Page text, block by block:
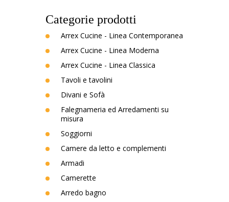
Categorie prodotti
Arrex Cucine - Linea Contemporanea
Arrex Cucine - Linea Moderna
Arrex Cucine - Linea Classica
Tavoli e tavolini
Divani e Sofà
Falegnameria ed Arredamenti su
misura
Soggiorni
Camere da letto e complementi
Armadi
Camerette
Arredo bagno